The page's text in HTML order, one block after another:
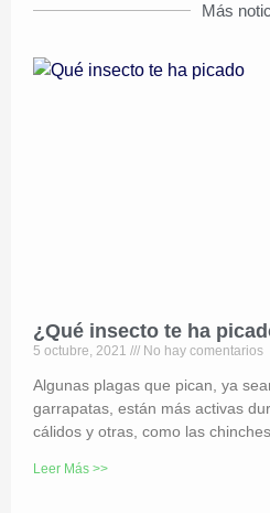
Más
¿Qué insecto te ha
5 octubre, 2021 No hay comentarios
Algunas plagas que pican, ya
garrapatas, están más activas
cálidos y otras, como las
Leer Más >>